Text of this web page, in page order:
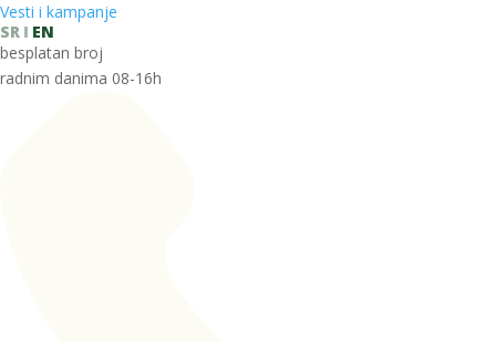
Vesti i kampanje
SR
EN
besplatan broj
radnim danima 08-16h